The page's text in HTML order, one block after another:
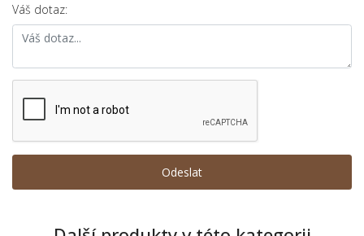
Váš dotaz: